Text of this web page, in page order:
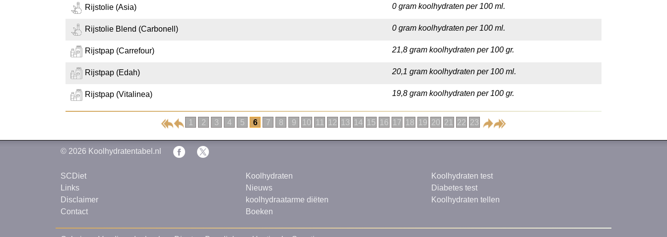
Rijstolie (Asia) 0 gram koolhydraten per 100 ml.
Rijstolie Blend (Carbonell) 0 gram koolhydraten per 100 ml.
Rijstpap (Carrefour) 21,8 gram koolhydraten per 100 gr.
Rijstpap (Edah) 20,1 gram koolhydraten per 100 ml.
Rijstpap (Vitalinea) 19,8 gram koolhydraten per 100 gr.
1 2 3 4 5 6 7 8 9 10 11 12 13 14 15 16 17 18 19 20 21 22 23
© 2026 Koolhydratentabel.nl
SCDiet
Links
Disclaimer
Contact
Koolhydraten
Nieuws
koolhydraatarme diëten
Boeken
Koolhydraten test
Diabetes test
Koolhydraten tellen